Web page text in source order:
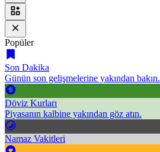
Popüler
Son Dakika
Günün son gelişmelerine yakından bakın.
Döviz Kurları
Piyasanın kalbine yakından göz atın.
Namaz Vakitleri